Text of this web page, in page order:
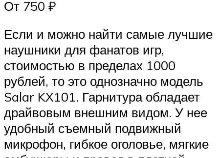
От 750 ₽
Если и можно найти самые лучшие
наушники для фанатов игр,
стоимостью в пределах 1000
рублей, то это однозначно модель
Salar KX101. Гарнитура обладает
драйвовым внешним видом. У нее
удобный съемный подвижный
микрофон, гибкое оголовье, мягкие